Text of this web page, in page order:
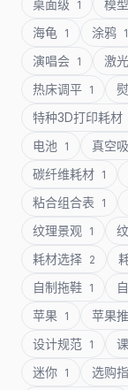
桌面级 1 模
海龟 1 涂鸦 1
演唱会 1 激
热床调平 1
特种3D打印耗材
电池 1 真空
碳纤维耗材 1
粘合组合表 1
纹理景观 1
耗材选择 2
自制拖鞋 1
苹果 1 苹果
设计规范 1
迷你 1 选购